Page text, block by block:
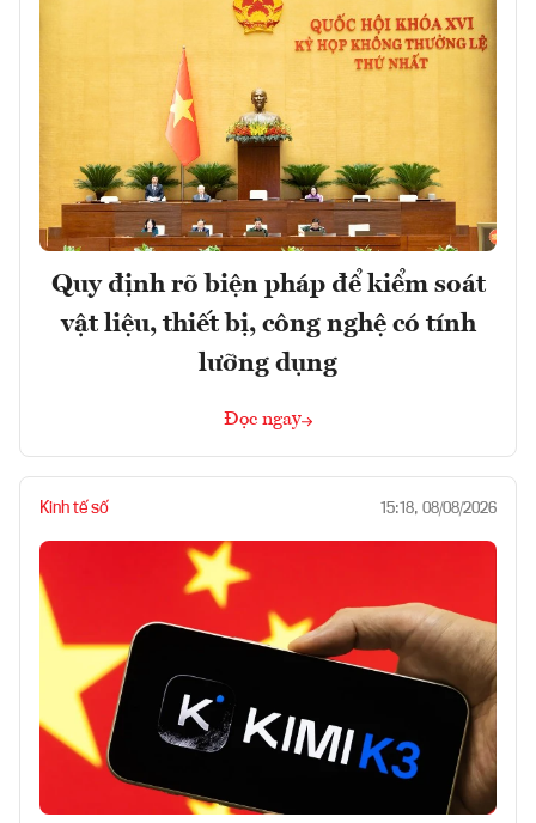
Quy định rõ biện pháp để kiểm soát
vật liệu, thiết bị, công nghệ có tính
lưỡng dụng
Đọc ngay
Kinh tế số 15:18, 08/08/2026